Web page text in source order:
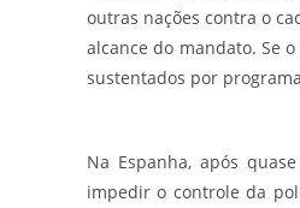
outras nações contra o
alcance do mandato. Se
sustentados por
Na Espanha, após
impedir o controle da